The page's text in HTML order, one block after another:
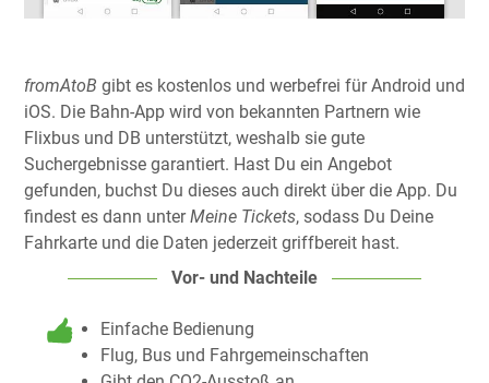
fromAtoB gibt es kostenlos und werbefrei für Android und
iOS. Die Bahn-App wird von bekannten Partnern wie
Flixbus und DB unterstützt, weshalb sie gute
Suchergebnisse garantiert. Hast Du ein Angebot
gefunden, buchst Du dieses auch direkt über die App. Du
findest es dann unterMeine Tickets, sodass Du Deine
Fahrkarte und die Daten jederzeit griffbereit hast.
Vor- und Nachteile
Einfache Bedienung
Flug, Bus und Fahrgemeinschaften